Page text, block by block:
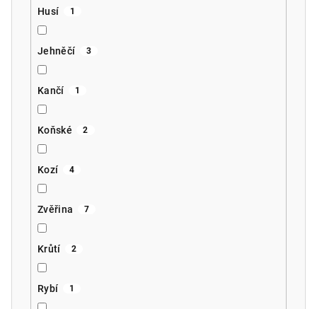
Husí 1
Jehněčí 3
Kančí 1
Koňské 2
Kozí 4
Zvěřina 7
Krůtí 2
Rybí 1